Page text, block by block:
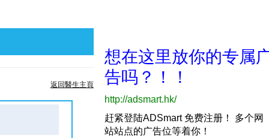
返回醫生主頁